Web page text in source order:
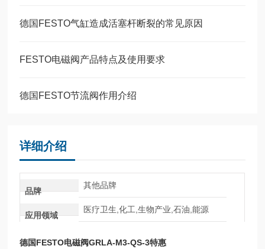
德国FESTO气缸造成活塞杆断裂的常见原因
FESTO电磁阀产品特点及使用要求
德国FESTO节流阀作用介绍
详细介绍
品牌
其他品牌
应用领域
医疗卫生,化工,生物产业,石油,能源
德国FESTO电磁阀GRLA-M3-QS-3特惠